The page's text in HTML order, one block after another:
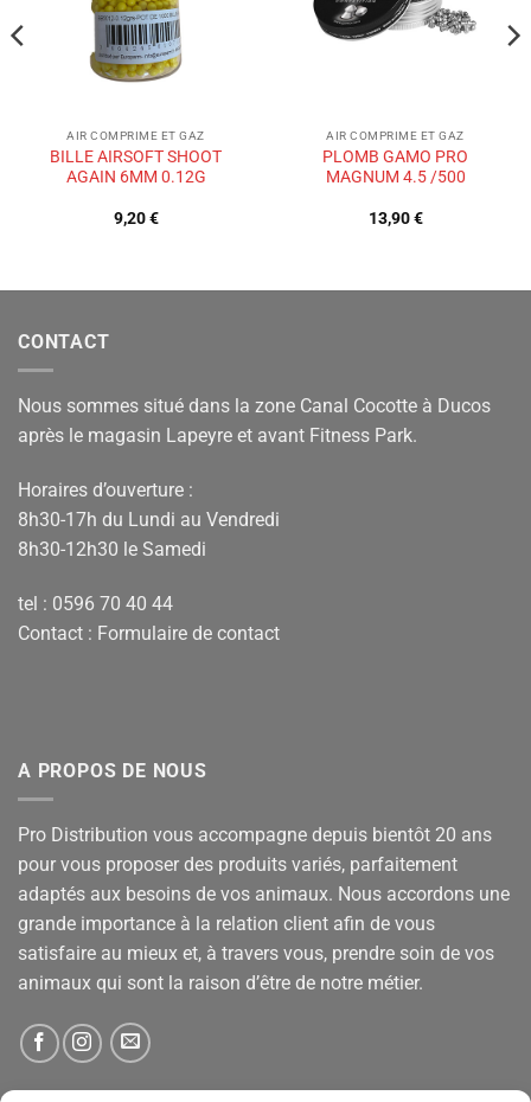
AIR COMPRIME ET GAZ
BILLE AIRSOFT SHOOT
AGAIN 6MM 0.12G
9,20€
AIR COMPRIME ET GAZ
PLOMB GAMO PRO
MAGNUM 4.5 /500
13,90€
CONTACT
Nous sommes situé dans la zone Canal Cocotte à Ducos
après le magasin Lapeyre et avant Fitness Park.
Horaires d’ouverture :
8h30-17h du Lundi au Vendredi
8h30-12h30 le Samedi
tel : 0596 70 40 44
Contact : Formulaire de contact
A PROPOS DE NOUS
Pro Distribution vous accompagne depuis bientôt 20 ans
pour vous proposer des produits variés, parfaitement
adaptés aux besoins de vos animaux. Nous accordons une
grande importance à la relation client afin de vous
satisfaire au mieux et, à travers vous, prendre soin de vos
animaux qui sont la raison d’être de notre métier.